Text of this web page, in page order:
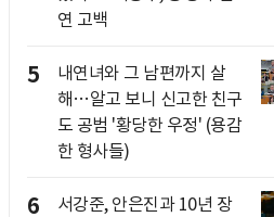
연 고백
5
내연녀와 그 남편까지 살
해…알고 보니 신고한 친구
도 공범 '황당한 우정' (용감
한 형사들)
6 서강준, 안은진과 10년 장